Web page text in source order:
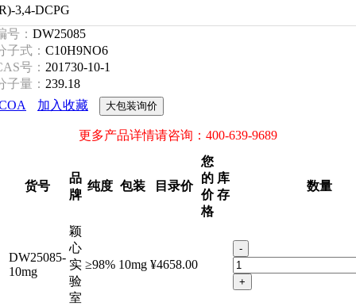
3,4-DCPG
号： DW25085
子式： C10H9NO6
号： 201730-10-1
子量： 239.18
加入收藏 大包装询价
更多产品详情请咨询：400-639-9689
货号
品
牌
纯度 包装 目录价
您
的
价
格
库
存
数量
DW25085-
10mg
颖
心
实
验
室
≥98% 10mg ¥4658.00
-
+